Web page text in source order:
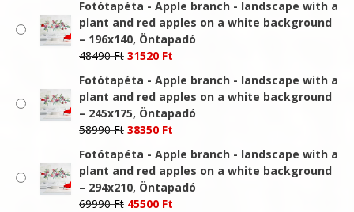
was:
39990 Ft.
is:
26000 Ft.
Fotótapéta - Apple branch - landscape with a
plant and red apples on a white background
– 196x140, Öntapadó
48490Ft Original
was:
48490 Ft.
31520 Ft
is:
31520 Ft.
Fotótapéta - Apple branch - landscape with a
plant and red apples on a white background
– 245x175, Öntapadó
58990Ft Original
was:
58990 Ft.
38350 Ft
is:
38350 Ft.
Fotótapéta - Apple branch - landscape with a
plant and red apples on a white background
– 294x210, Öntapadó
69990Ft Original
45500 Ft